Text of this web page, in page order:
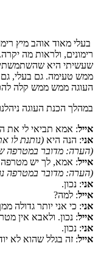
בעלי מאוד אוהב מיץ
רימונים, ולראות מה
שעשיתי היא שהשתמשתי
ממש טעימה. גם בעלי, גם
העוגה ממש ממש קלה
במהלך הכנת העוגה
אייל: אמא תביאי לי את
אני: הנה היא (נותנת לו
(הערה: מדובר במטרפה
אייל: אמא, לך יש מטרפה
(הערה: מדובר במטרפה
אני: נכון.
אייל: למה?
אני: כי אני יותר גדולה
אייל: נכון. ולאבא אין
אני: נכון.
אייל: זה בגלל שהוא לא